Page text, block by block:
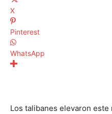
X
Pinterest
WhatsApp
Los talibanes elevaron